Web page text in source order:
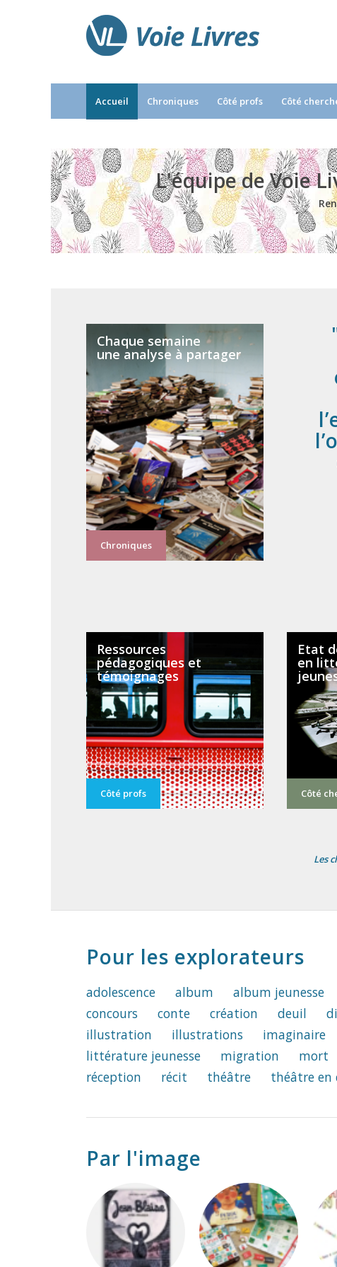
Accueil Chroniques Côté profs Côté
L'équipe de Voie
Chaque semaine
une analyse à partager
Chroniques
Ressources
pédagogiques et
témoignages
Côté profs
Etat
en
Côté
Les
Pour les explorateurs
adolescence album album jeunesse
concours
conte création deuil
illustration
illustrations imaginaire
littérature jeunesse
migration mort
réception
récit théâtre théâtre en
Par l'image